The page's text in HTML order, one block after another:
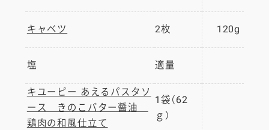
キャベツ 2枚 120g
塩 適量
キユーピー あえるパスタソ
ース きのこバター醤油
鶏肉の和風仕立て
1袋（62
ｇ）